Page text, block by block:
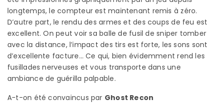
longtemps, le compteur est maintenant remis à zéro.
D’autre part, le rendu des armes et des coups de feu est
excellent. On peut voir sa balle de fusil de sniper tomber
avec la distance, l’impact des tirs est forte, les sons sont
d’excellente facture… Ce qui, bien évidemment rend les
fusillades nerveuses et vous transporte dans une
ambiance de guérilla palpable.
A-t-on été convaincus par Ghost Recon